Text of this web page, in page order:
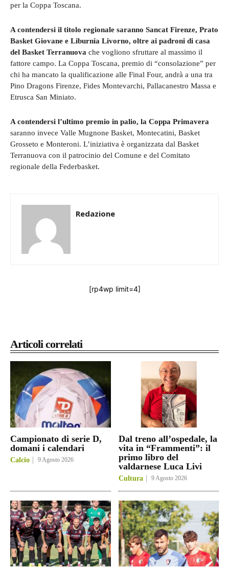
Articoli correlati
Campionato di serie D,
domani i calendari
Calcio 9 Agosto 2026
Dal treno all’ospedale, la
vita in “Frammenti”: il
primo libro del
valdarnese Luca Livi
Cultura 9 Agosto 2026
per la Coppa Toscana.
A contendersi il titolo regionale saranno Sancat Firenze, Prato
Basket Giovane e Liburnia Livorno, oltre ai padroni di casa
del Basket Terranuova che vogliono sfruttare al massimo il
fattore campo. La Coppa Toscana, premio di “consolazione” per
chi ha mancato la qualificazione alle Final Four, andrà a una tra
Pino Dragons Firenze, Fides Montevarchi, Pallacanestro Massa e
Etrusca San Miniato.
A contendersi l’ultimo premio in palio, la Coppa Primavera
saranno invece Valle Mugnone Basket, Montecatini, Basket
Grosseto e Monteroni. L’iniziativa è organizzata dal Basket
Terranuova con il patrocinio del Comune e del Comitato
regionale della Federbasket.
Redazione
[rp4wp limit=4]